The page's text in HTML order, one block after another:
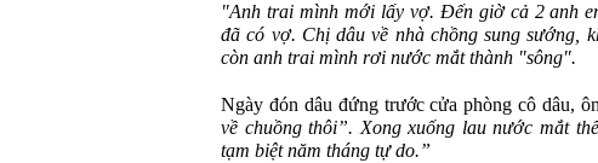
"Anh trai mình mới lấy vợ. Đến giờ cả 2 anh
đã có vợ. Chị dâu về nhà chồng sung sướng,
còn anh trai mình rơi nước mắt thành "sông".
Ngày đón dâu đứng trước cửa phòng cô dâu,
về chuồng thôi”. Xong xuống lau nước mắt
tạm biệt năm tháng tự do.”